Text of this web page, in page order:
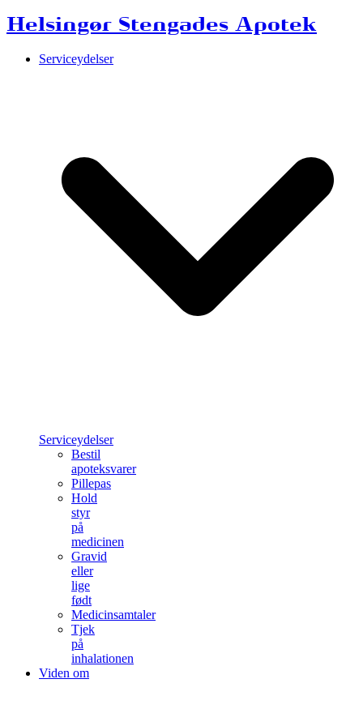
Helsingør Stengades Apotek
Serviceydelser
Serviceydelser
Bestil
apoteksvarer
Pillepas
Hold
styr
på
medicinen
Gravid
eller
lige
født
Medicinsamtaler
Tjek
på
inhalationen
Viden om